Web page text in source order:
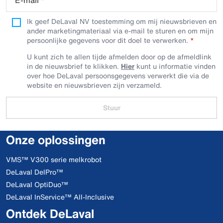
Ik geef DeLaval NV toestemming om mij nieuwsbrieven en
ander marketingmateriaal via e-mail te sturen en om mijn
persoonlijke gegevens voor dit doel te verwerken.
U kunt zich te allen tijde afmelden door op de afmeldlink
in de nieuwsbrief te klikken. Hier kunt u informatie vinden
over hoe DeLaval persoonsgegevens verwerkt die via de
website en nieuwsbrieven zijn verzameld.
Stuur
Onze oplossingen
VMS™ V300 serie melkrobot
DeLaval DelPro™
DeLaval OptiDuo™
DeLaval InService™ All-Inclusive
Ontdek DeLaval